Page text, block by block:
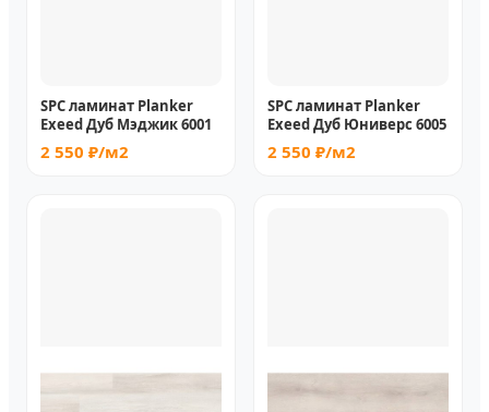
SPC ламинат Planker
Exeed Дуб Мэджик 6001
2 550 ₽/м2
SPC ламинат Planker
Exeed Дуб Юниверс 6005
2 550 ₽/м2